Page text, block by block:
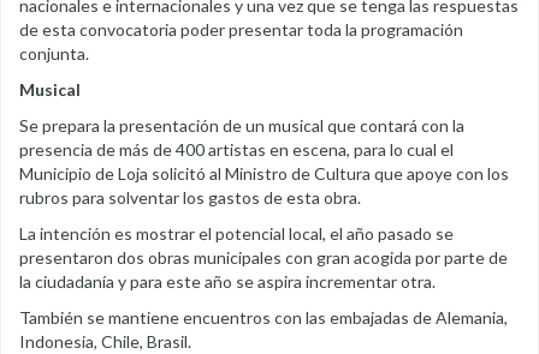
nacionales e internacionales y una vez que se tenga las respuestas
de esta convocatoria poder presentar toda la programación
conjunta.
Musical
Se prepara la presentación de un musical que contará con la
presencia de más de 400 artistas en escena, para lo cual el
Municipio de Loja solicitó al Ministro de Cultura que apoye con los
rubros para solventar los gastos de esta obra.
La intención es mostrar el potencial local, el año pasado se
presentaron dos obras municipales con gran acogida por parte de
la ciudadanía y para este año se aspira incrementar otra.
También se mantiene encuentros con las embajadas de Alemania,
Indonesia, Chile, Brasil.